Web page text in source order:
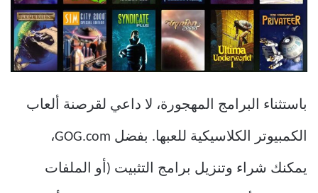
باستثناء البرامج المهجورة، لا داعي لقرصنة ألعاب
الكمبيوتر الكلاسيكية للعبها. بفضل GOG.com،
يمكنك شراء وتنزيل برامج التثبيت (أو الملفات